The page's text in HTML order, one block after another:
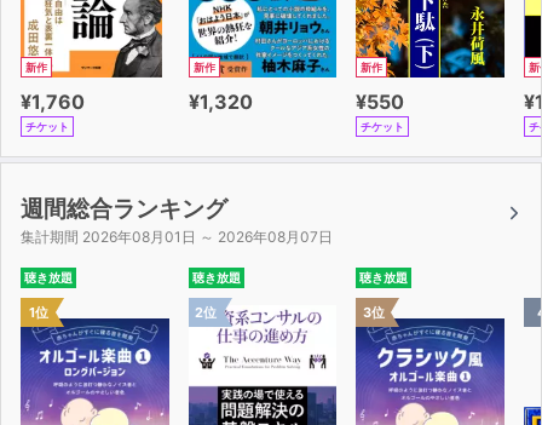
新作
¥1,760
チケット
新作
¥1,320
新作
¥550
チケット
新
チ
週間総合ランキング
集計期間 2026年08月01日 ～ 2026年08月07日
聴き放題
1位
聴き放題
2位
聴き放題
3位